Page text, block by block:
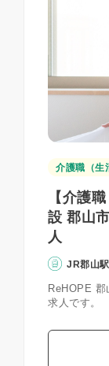
介護職（生
【介護
設 郡山
人
JR郡山駅
ReHOPE 郡
求人です。